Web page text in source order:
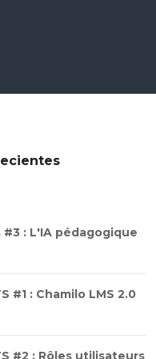
: L'IA pédagogique
#1 : Chamilo LMS 2.0
#2 : Rôles utilisateurs